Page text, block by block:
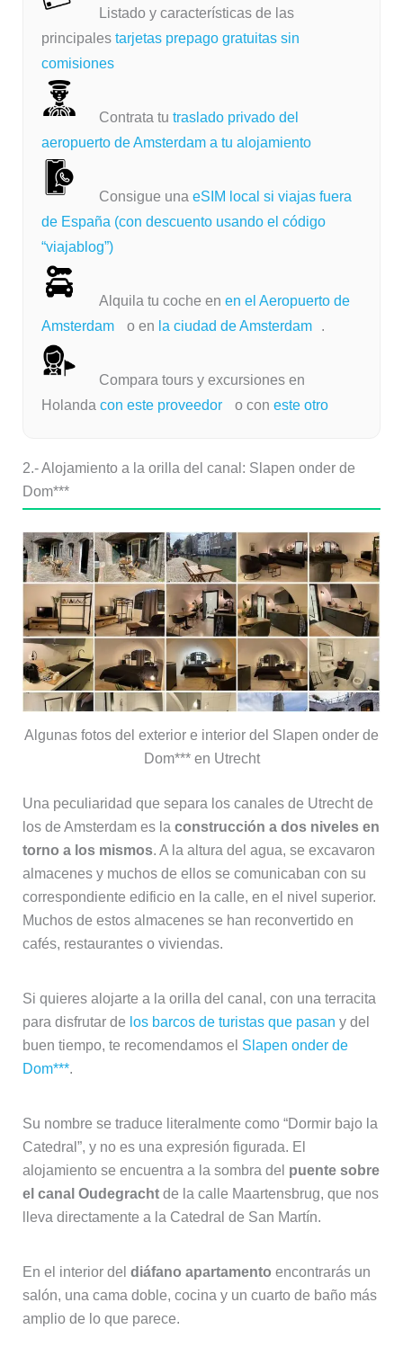
Listado y características de las
principalestarjetas prepago gratuitas sin
comisiones
Contrata tu traslado privado del
aeropuerto de Amsterdam a tu alojamiento
Consigue una eSIM local si viajas fuera
de España (con descuento usando el código
“viajablog”)
Alquila tu coche en en el Aeropuerto de
Amsterdam
o en la ciudad de Amsterdam .
Compara tours y excursiones en
Holanda con este proveedor o con este otro
2.- Alojamiento a la orilla del canal: Slapen onder de
Dom***
Algunas fotos del exterior e interior del Slapen onder de
Dom*** en Utrecht
Una peculiaridad que separa los canales de Utrecht de
los de Amsterdam es la construcción a dos niveles en
torno a los mismos. A la altura del agua, se excavaron
almacenes y muchos de ellos se comunicaban con su
correspondiente edificio en la calle, en el nivel superior.
Muchos de estos almacenes se han reconvertido en
cafés, restaurantes o viviendas.
Si quieres alojarte a la orilla del canal, con una terracita
para disfrutar de los barcos de turistas que pasan y del
buen tiempo, te recomendamos el Slapen onder de
Dom***.
Su nombre se traduce literalmente como “Dormir bajo la
Catedral”, y no es una expresión figurada. El
alojamiento se encuentra a la sombra del puente sobre
el canal Oudegrachtde la calle Maartensbrug, que nos
lleva directamente a la Catedral de San Martín.
En el interior del diáfano apartamento encontrarás un
salón, una cama doble, cocina y un cuarto de baño más
amplio de lo que parece.